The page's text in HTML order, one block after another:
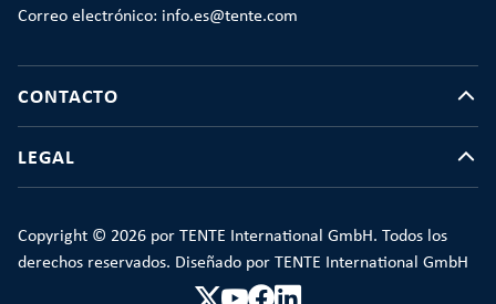
Correo electrónico: info.es@tente.com
CONTACTO
LEGAL
Copyright © 2026 por TENTE International GmbH. Todos los
derechos reservados. Diseñado por TENTE International GmbH